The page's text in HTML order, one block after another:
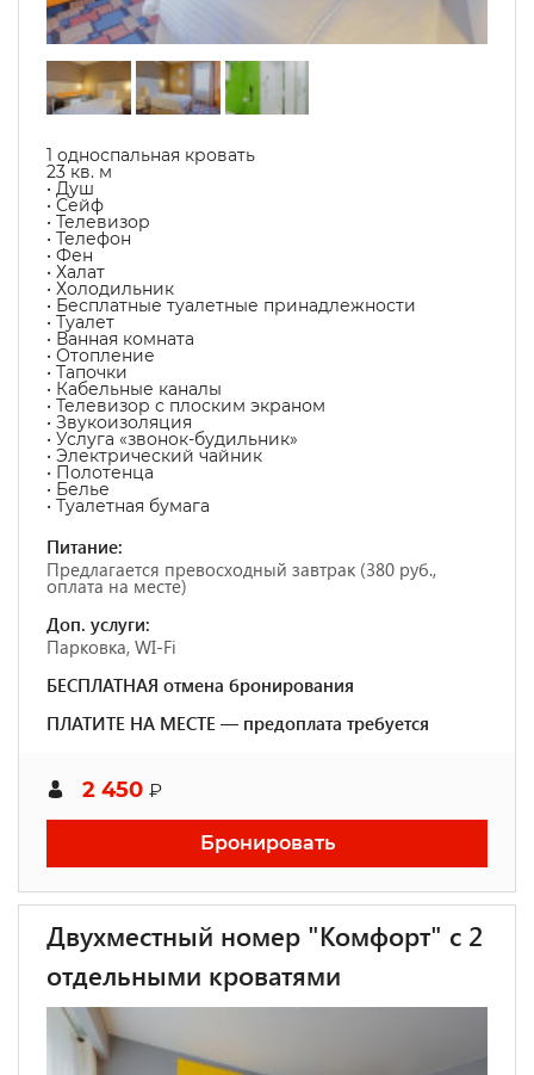
1 односпальная кровать
23 кв. м
• Душ
• Сейф
• Телевизор
• Телефон
• Фен
• Халат
• Холодильник
• Бесплатные туалетные принадлежности
• Туалет
• Ванная комната
• Отопление
• Тапочки
• Кабельные каналы
• Телевизор с плоским экраном
• Звукоизоляция
• Услуга «звонок-будильник»
• Электрический чайник
• Полотенца
• Белье
• Туалетная бумага
Питание:
Предлагается превосходный завтрак (380 руб.,
оплата на месте)
Доп. услуги:
Парковка, WI-Fi
БЕСПЛАТНАЯ отмена бронирования
ПЛАТИТЕ НА МЕСТЕ — предоплата требуется
2 450 ₽
Бронировать
Двухместный номер "Комфорт" с 2
отдельными кроватями